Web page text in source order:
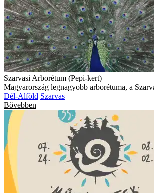
Szarvasi Arborétum (Pepi-kert)
Magyarország legnagyobb arborétuma, a
Dél-Alföld Szarvas
Bővebben